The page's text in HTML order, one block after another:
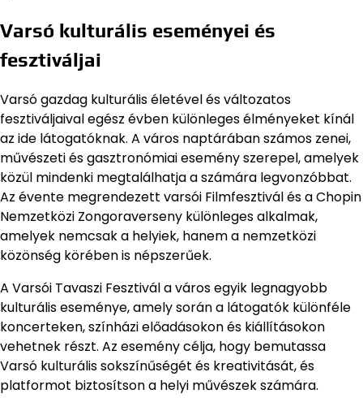
Varsó kulturális eseményei és
fesztiváljai
Varsó gazdag kulturális életével és változatos
fesztiváljaival egész évben különleges élményeket kínál
az ide látogatóknak. A város naptárában számos zenei,
művészeti és gasztronómiai esemény szerepel, amelyek
közül mindenki megtalálhatja a számára legvonzóbbat.
Az évente megrendezett varsói Filmfesztivál és a Chopin
Nemzetközi Zongoraverseny különleges alkalmak,
amelyek nemcsak a helyiek, hanem a nemzetközi
közönség körében is népszerűek.
A Varsói Tavaszi Fesztivál a város egyik legnagyobb
kulturális eseménye, amely során a látogatók különféle
koncerteken, színházi előadásokon és kiállításokon
vehetnek részt. Az esemény célja, hogy bemutassa
Varsó kulturális sokszínűségét és kreativitását, és
platformot biztosítson a helyi művészek számára.